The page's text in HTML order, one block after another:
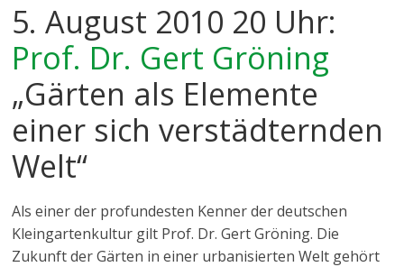
5. August 2010 20 Uhr:
Prof. Dr. Gert Gröning
„Gärten als Elemente
einer sich verstädternden
Welt“
Als einer der profundesten Kenner der deutschen
Kleingartenkultur gilt Prof. Dr. Gert Gröning. Die
Zukunft der Gärten in einer urbanisierten Welt gehört